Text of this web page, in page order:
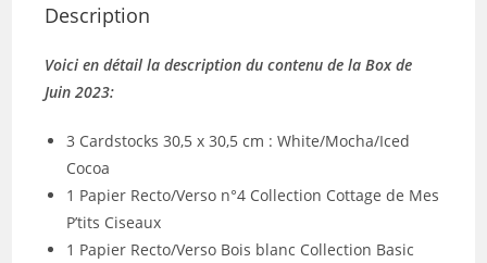
Description
Voici en détail la description du contenu de la Box de
Juin 2023:
3 Cardstocks 30,5 x 30,5 cm : White/Mocha/Iced
Cocoa
1 Papier Recto/Verso n°4 Collection Cottage de Mes
P’tits Ciseaux
1 Papier Recto/Verso Bois blanc Collection Basic